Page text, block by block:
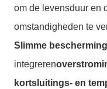
om de levensduur en
omstandigheden te
Slimme
integreren
kortsluitings- en